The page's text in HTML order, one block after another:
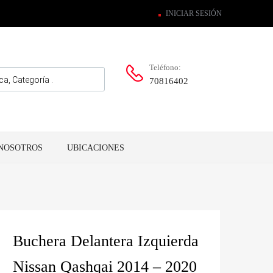
INICIAR SESIÓN
Teléfono:
70816402
UBICACIONES
Buchera Delantera Izquierda
Nissan Qashqai 2014 – 2020